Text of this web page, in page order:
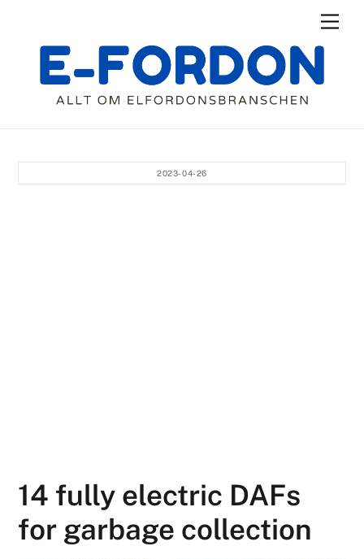
content
2023-04-26
14 fully electric DAFs
for garbage collection